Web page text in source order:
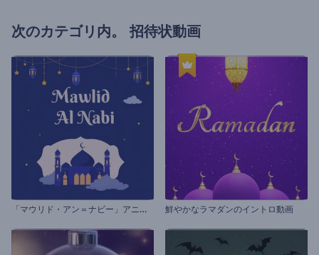
次のカテゴリ内。 招待状動画
「
マウリド・アン＝ナビー」アニメーション 鮮やかなラマダンのイントロ動画